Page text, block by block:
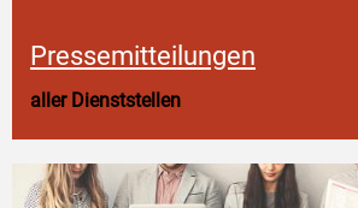
Pressemitteilungen
aller Dienststellen